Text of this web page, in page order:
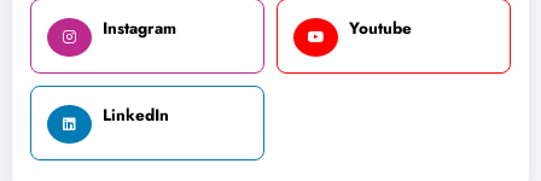
Instagram Youtube
LinkedIn